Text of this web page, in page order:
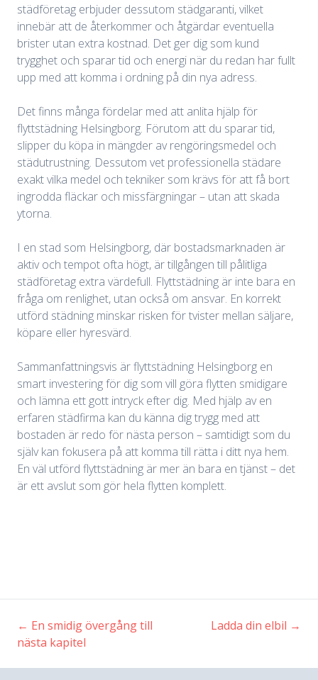
städföretag erbjuder dessutom städgaranti, vilket
innebär att de återkommer och åtgärdar eventuella
brister utan extra kostnad. Det ger dig som kund
trygghet och sparar tid och energi när du redan har fullt
upp med att komma i ordning på din nya adress.
Det finns många fördelar med att anlita hjälp för
flyttstädning Helsingborg. Förutom att du sparar tid,
slipper du köpa in mängder av rengöringsmedel och
städutrustning. Dessutom vet professionella städare
exakt vilka medel och tekniker som krävs för att få bort
ingrodda fläckar och missfärgningar – utan att skada
ytorna.
I en stad som Helsingborg, där bostadsmarknaden är
aktiv och tempot ofta högt, är tillgången till pålitliga
städföretag extra värdefull. Flyttstädning är inte bara en
fråga om renlighet, utan också om ansvar. En korrekt
utförd städning minskar risken för tvister mellan säljare,
köpare eller hyresvärd.
Sammanfattningsvis är flyttstädning Helsingborg en
smart investering för dig som vill göra flytten smidigare
och lämna ett gott intryck efter dig. Med hjälp av en
erfaren städfirma kan du känna dig trygg med att
bostaden är redo för nästa person – samtidigt som du
själv kan fokusera på att komma till rätta i ditt nya hem.
En väl utförd flyttstädning är mer än bara en tjänst – det
är ett avslut som gör hela flytten komplett.
Inläggsnavigering
← En smidig övergång till
nästa kapitel
Ladda din elbil →